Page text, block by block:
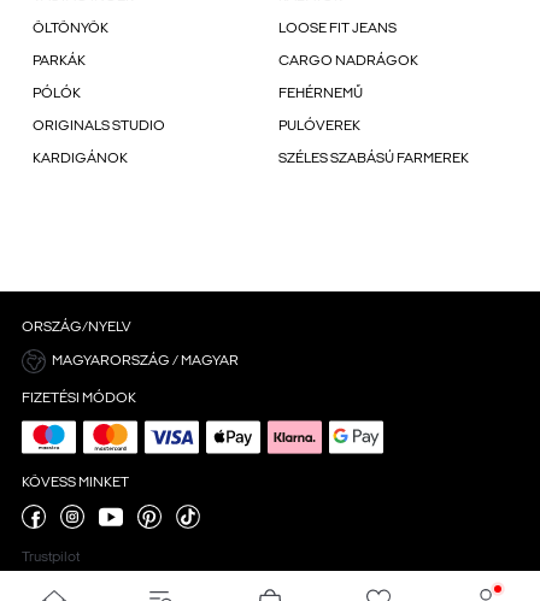
ÖLTÖNYÖK LOOSE FIT JEANS
PARKÁK CARGO NADRÁGOK
PÓLÓK FEHÉRNEMŰ
ORIGINALS STUDIO PULÓVEREK
KARDIGÁNOK SZÉLES SZABÁSÚ FARMEREK
ORSZÁG/NYELV
MAGYARORSZÁG / MAGYAR
FIZETÉSI MÓDOK
KÖVESS MINKET
Trustpilot